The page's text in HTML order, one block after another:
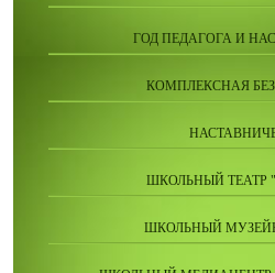
ГОД ПЕДАГОГА И
КОМПЛЕКСНАЯ
ШКОЛЬНЫЙ ТЕАТР
ШКОЛЬНЫЙ